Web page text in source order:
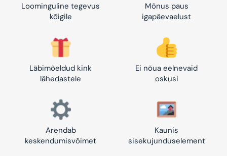
Loominguline tegevus
kõigile
Mõnus paus
igapäevaelust
Läbimõeldud kink
lähedastele
Ei nõua eelnevaid
oskusi
Arendab
keskendumisvõimet
Kaunis
sisekujunduselement